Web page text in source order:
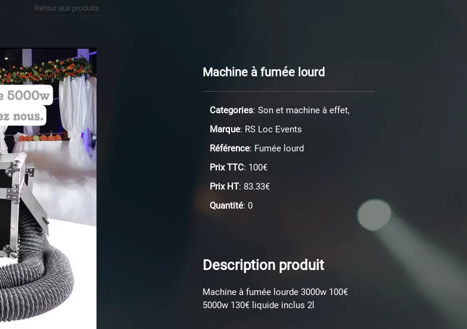
Retour aux produits
Machine à fumée lourd
Categories: Son et machine à effet,
Marque: RS Loc Events
Référence: Fumée lourd
Prix TTC: 100€
Prix HT: 83.33€
Quantité: 0
Description produit
Machine à fumée lourde 3000w 100€
5000w 130€ liquide inclus 2l